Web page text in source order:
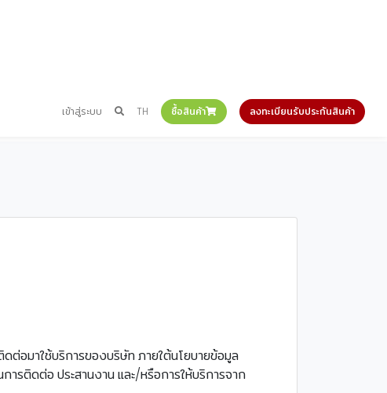
เข้าสู่ระบบ TH ซื้อสินค้า ลงทะเบียนรับประกันสินค้า
ต่อมาใช้บริการของบริษัท ภายใต้นโยบายข้อมูล
ารติดต่อ ประสานงาน และ/หรือการให้บริการจาก